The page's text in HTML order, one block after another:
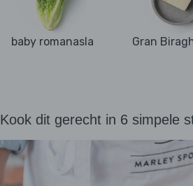
baby romanasla Gran
Kook dit gerecht in 6 simpele